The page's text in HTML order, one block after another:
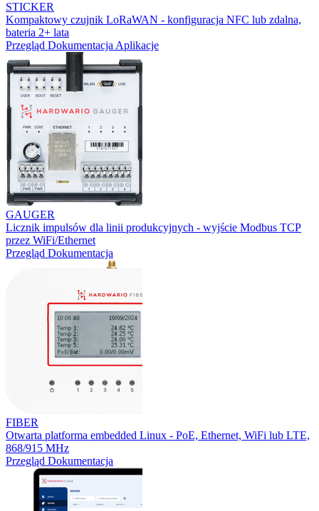
STICKER
Kompaktowy czujnik LoRaWAN - konfiguracja NFC lub zdalna,
bateria 2+ lata
Przegląd Dokumentacja Aplikacje
GAUGER
Licznik impulsów dla linii produkcyjnych - wyjście Modbus TCP
przez WiFi/Ethernet
Przegląd Dokumentacja
FIBER
Otwarta platforma embedded Linux - PoE, Ethernet, WiFi lub LTE,
868/915 MHz
Przegląd Dokumentacja